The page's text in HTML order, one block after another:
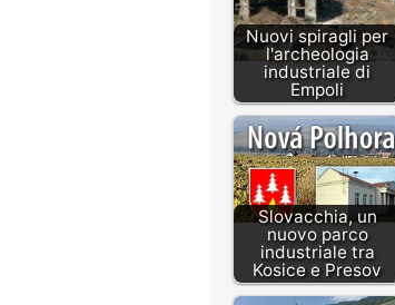
Nuovi spiragli per
l'archeologia
industriale di
Empoli
Slovacchia, un
nuovo parco
industriale tra
Kosice e Presov